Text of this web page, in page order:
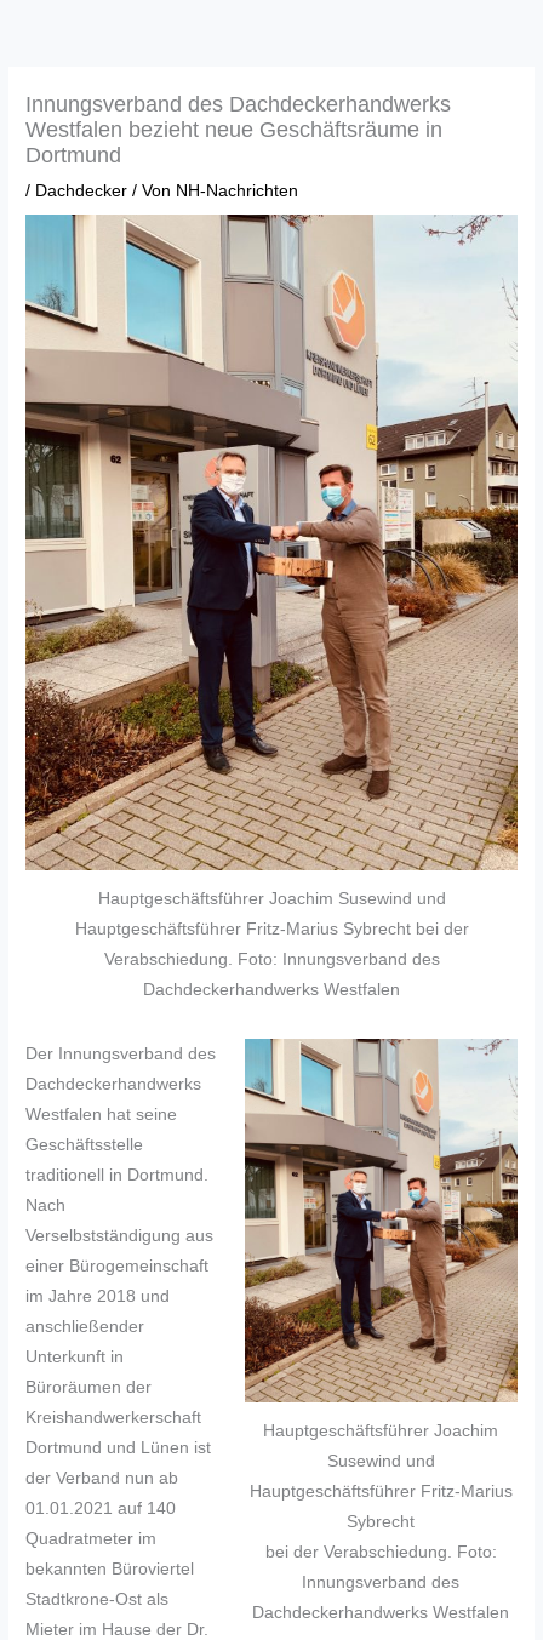
Innungsverband des Dachdeckerhandwerks
Westfalen bezieht neue Geschäftsräume in
Dortmund
/ Dachdecker / Von NH-Nachrichten
Hauptgeschäftsführer Joachim Susewind und
Hauptgeschäftsführer Fritz-Marius Sybrecht bei der
Verabschiedung. Foto: Innungsverband des
Dachdeckerhandwerks Westfalen
Hauptgeschäftsführer Joachim
Susewind und
Hauptgeschäftsführer Fritz-Marius
Sybrecht
bei der Verabschiedung. Foto:
Innungsverband des
Dachdeckerhandwerks Westfalen
Der Innungsverband des
Dachdeckerhandwerks
Westfalen hat seine
Geschäftsstelle
traditionell in Dortmund.
Nach
Verselbstständigung aus
einer Bürogemeinschaft
im Jahre 2018 und
anschließender
Unterkunft in
Büroräumen der
Kreishandwerkerschaft
Dortmund und Lünen ist
der Verband nun ab
01.01.2021 auf 140
Quadratmeter im
bekannten Büroviertel
Stadtkrone-Ost als
Mieter im Hause der Dr.